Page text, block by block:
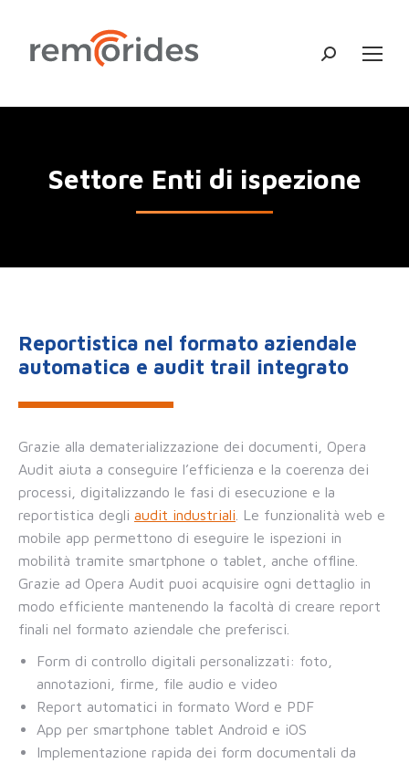
Cerca:
Settore Enti di ispezione
Reportistica nel formato aziendale
automatica e audit trail integrato
Grazie alla dematerializzazione dei documenti, Opera
Audit aiuta a conseguire l’efficienza e la coerenza dei
processi, digitalizzando le fasi di esecuzione e la
reportistica degli audit industriali . Le funzionalità web e
mobile app permettono di eseguire le ispezioni in
mobilità tramite smartphone o tablet, anche offline.
Grazie ad Opera Audit puoi acquisire ogni dettaglio in
modo efficiente mantenendo la facoltà di creare report
finali nel formato aziendale che preferisci.
Form di controllo digitali personalizzati: foto,
annotazioni, firme, file audio e video
Report automatici in formato Word e PDF
App per smartphone tablet Android e iOS
Implementazione rapida dei form documentali da